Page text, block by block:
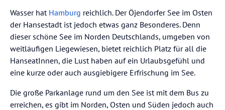
Wasser hat Hamburg reichlich. Der Öjendorfer See im Osten
der Hansestadt ist jedoch etwas ganz Besonderes. Denn
dieser schöne See im Norden Deutschlands, umgeben von
weitläufigen Liegewiesen, bietet reichlich Platz für all die
HanseatInnen, die Lust haben auf ein Urlaubsgefühl und
eine kurze oder auch ausgiebigere Erfrischung im See.
Die große Parkanlage rund um den See ist mit dem Bus zu
erreichen, es gibt im Norden, Osten und Süden jedoch auch